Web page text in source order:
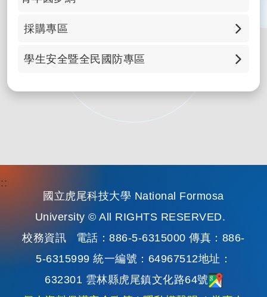
採購專區
科研採購招標資訊公告
政府電子採購網
學生安全暨全民國防專區
兵役資訊
全民國防教育、防治學生藥物濫用資源網
165 全民防騙網
詐騙防制專區
國立虎尾科技大學 National Formosa
University © All RIGHTS RESERVED.
校務資訊 電話：886-5-6315000 傳真：886-
5-6315999 統一編號：64967512地址：
632301 雲林縣虎尾鎮文化路64號